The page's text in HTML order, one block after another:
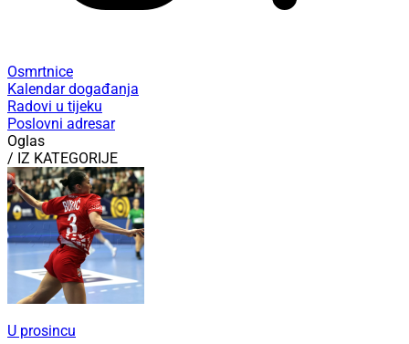
Osmrtnice
Kalendar događanja
Radovi u tijeku
Poslovni adresar
Oglas
/ IZ KATEGORIJE
U prosincu